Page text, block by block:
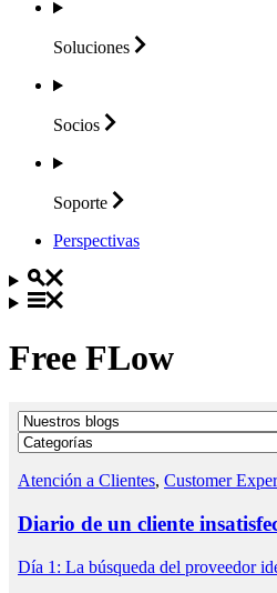
Soluciones
Socios
Soporte
Perspectivas
Free FLow
Atención a Clientes, Customer
Diario de un cliente
Día 1: La búsqueda del proveedor